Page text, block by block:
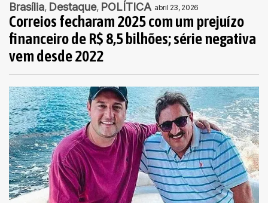
Brasília Destaque POLÍTICA abril 23, 2026
Correios fecharam 2025 com um prejuízo
financeiro de R$ 8,5 bilhões; série negativa
vem desde 2022